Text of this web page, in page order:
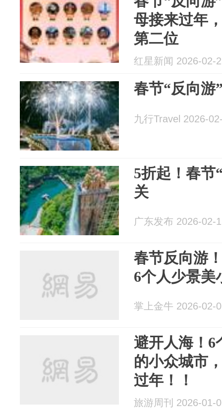
母接来过年
第二位
红星新闻 2026-02-
春节“反向游
九行Travel 2026-
5折起！春节
关
广东发布 2026-02-
春节反向游
6个人少景美
掌上金牛 2026-02-
避开人海！6
的小众城市
过年！！
旅游周刊 2026-01-